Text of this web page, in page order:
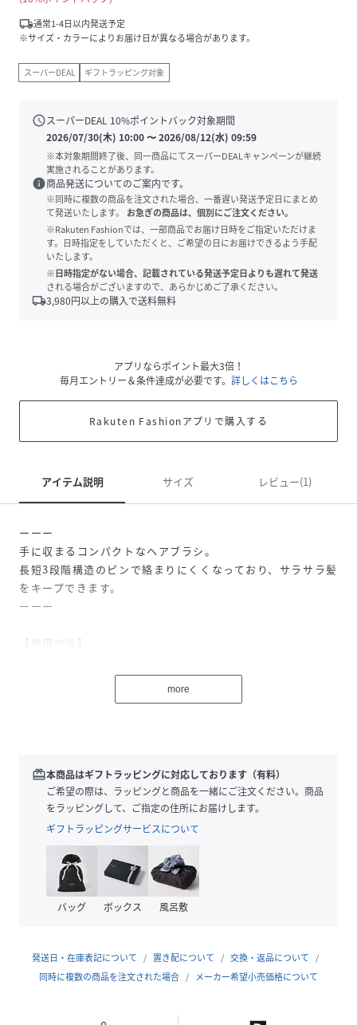
local_shipping通常1-4日以内発送予定
※サイズ・カラーによりお届け日が異なる場合があります。
スーパーDEAL ギフトラッピング対象
scheduleスーパーDEAL 10%ポイントバック対象期間
2026/07/30(木) 10:00〜2026/08/12(水) 09:59
※本対象期間終了後、同一商品にてスーパーDEALキャンペーンが継続
実施されることがあります。
info商品発送についてのご案内です。
※同時に複数の商品を注文された場合、一番遅い発送予定日にまとめ
て発送いたします。
お急ぎの商品は、個別にご注文ください。
※Rakuten Fashionでは、一部商品でお届け日時をご指定いただけま
す。日時指定をしていただくと、ご希望の日にお届けできるよう手配
いたします。
※日時指定がない場合、記載されている発送予定日よりも遅れて発送
される場合がございますので、あらかじめご了承ください。
local_shipping3,980円以上の購入で送料無料
アプリならポイント最大3倍！
毎月エントリー＆条件達成が必要です。 詳しくはこちら
Rakuten Fashionアプリで購入する
アイテム説明 サイズ レビュー(1)
ーーー
手に収まるコンパクトなヘアブラシ。
長短3段階構造のピンで絡まりにくくなっており、サラサラ髪
をキープできます。
ーーー
【使用方法】
次に毛先の根元寄りからゆっくりとかします。
仕上げに髪の根元から毛先に向かってブラッシングしてくだ
原産国 CHINA
素材 本体:ABS樹脂
F
品番
HQ2184_191633
( 191633-15-09 HQ2184
＜お電話でのお問い合わせ＞
more
redeem本商品はギフトラッピングに対応しております（有料）
ご希望の際は、ラッピングと商品を一緒にご注文ください。商品
をラッピングして、ご指定の住所にお届けします。
ギフトラッピングサービスについて
バッグ ボックス 風呂敷
発送日・在庫表記について 置き配について
交換・返品について
同時に複数の商品を注文された場合
メーカー希望小売価格について